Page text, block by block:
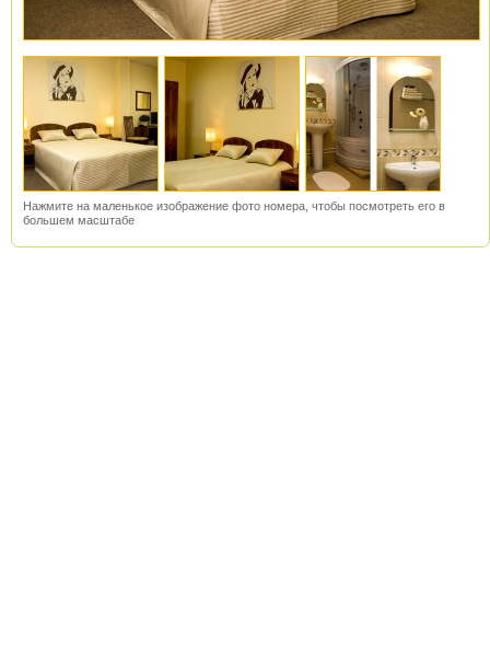
Нажмите на маленькое изображение фото номера, чтобы посмотреть его в
большем масштабе